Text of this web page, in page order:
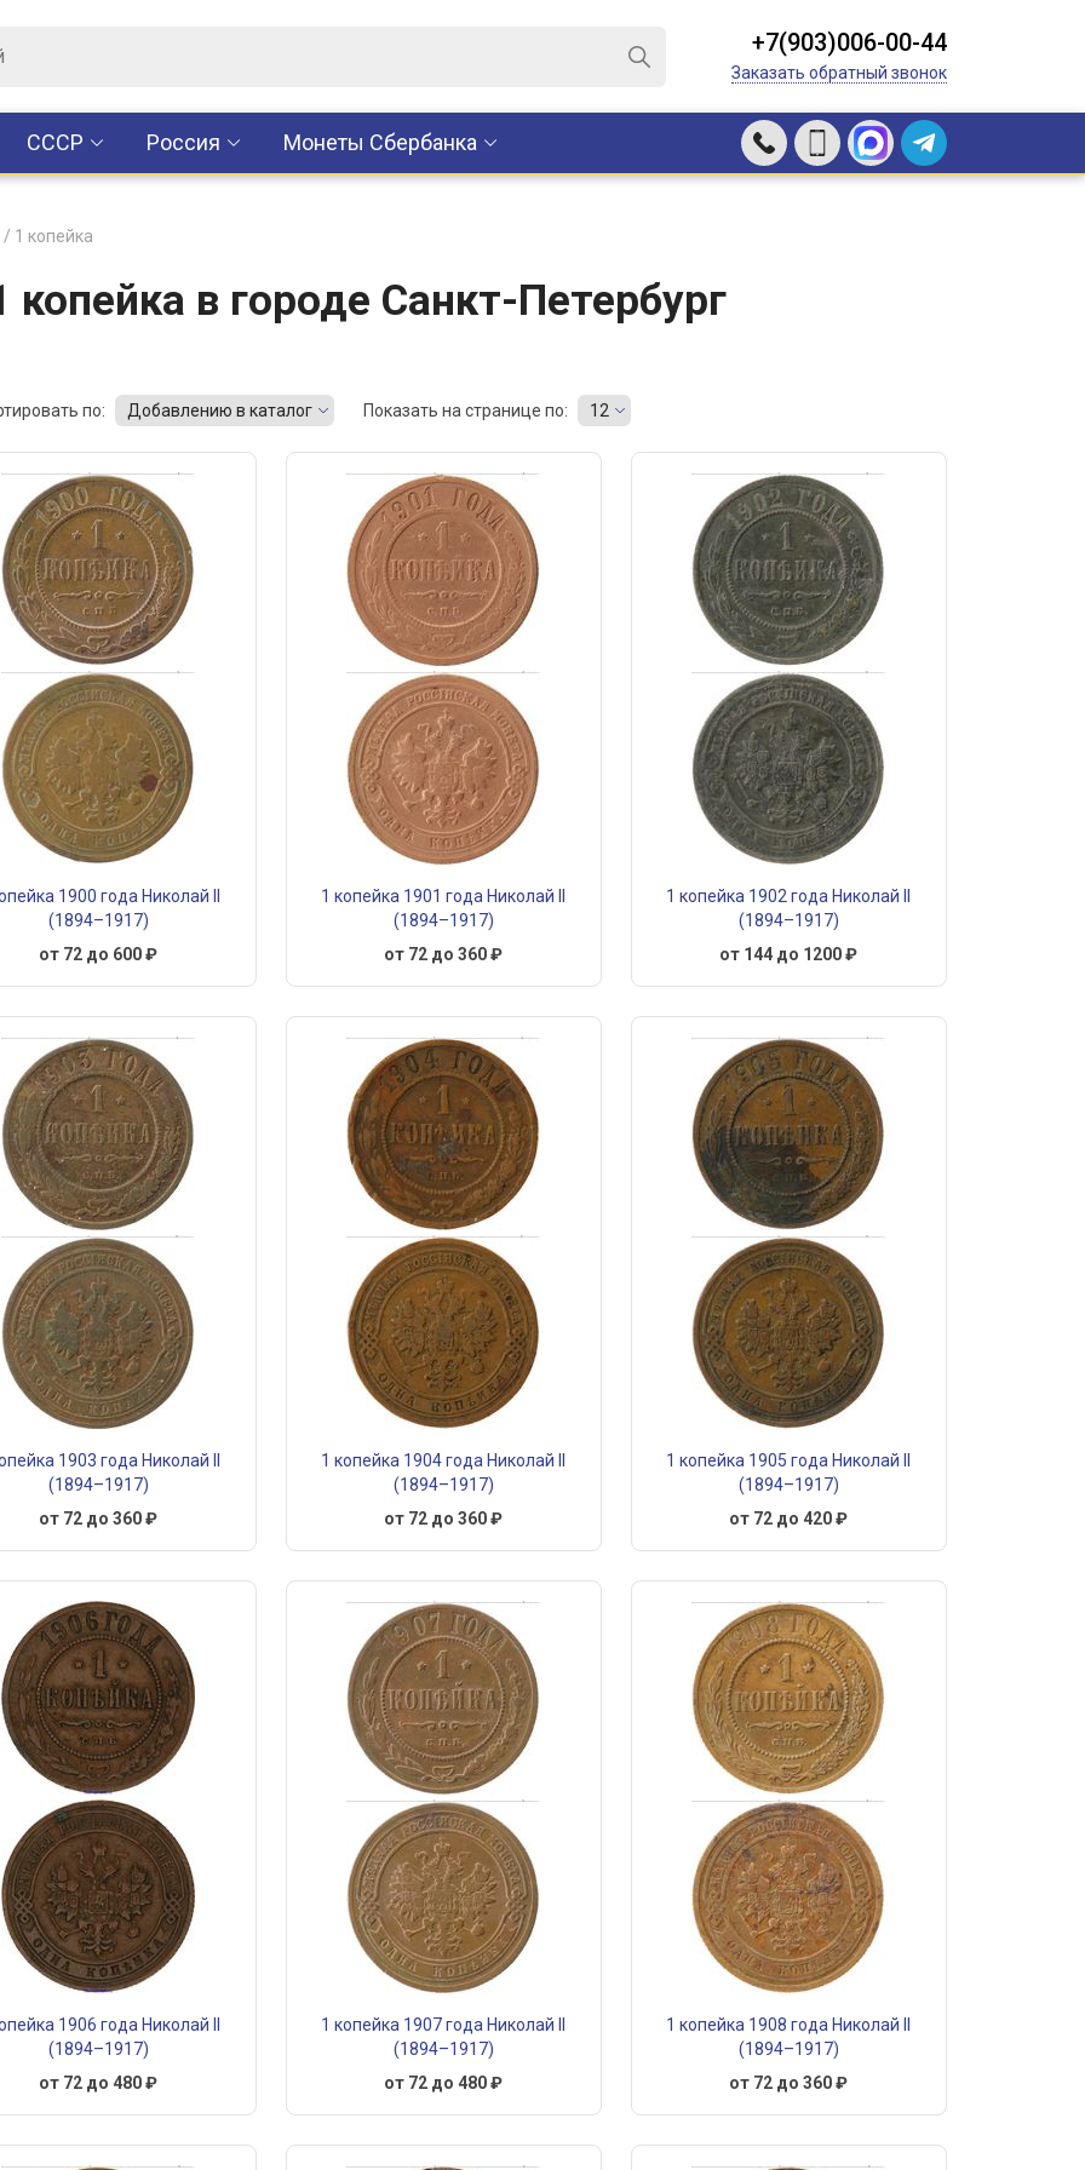
+7(903)006-00-44
Заказать обратный звонок
CCCР Россия Монеты Сбербанка
/ 1 копейка
в городе Санкт-Петербург
по: Добавлению в каталог Показать на странице по: 12
1900 года Николай II
(1894–1917)
от 72 до 600 ₽
1 копейка 1901 года Николай II
(1894–1917)
от 72 до 360 ₽
1 копейка 1902 года Николай II
(1894–1917)
от 144 до 1200 ₽
1903 года Николай II
(1894–1917)
от 72 до 360 ₽
1 копейка 1904 года Николай II
(1894–1917)
от 72 до 360 ₽
1 копейка 1905 года Николай II
(1894–1917)
от 72 до 420 ₽
1906 года Николай II
(1894–1917)
от 72 до 480 ₽
1 копейка 1907 года Николай II
(1894–1917)
от 72 до 480 ₽
1 копейка 1908 года Николай II
(1894–1917)
от 72 до 360 ₽